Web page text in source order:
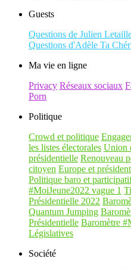
Guests
Questions de Julien
Questions d'Adèle Ta
Ma vie en ligne
Privacy Réseaux sociaux
Porn
Politique
Crowd et politique
les listes électorales Union
présidentielle Renouveau
citoyen Europe et
Politique baro et
#MoiJeune2022 vague 1
Présidentielle 2022
Quantum Jumping
Présidentielle Baromètre
Législatives
Société